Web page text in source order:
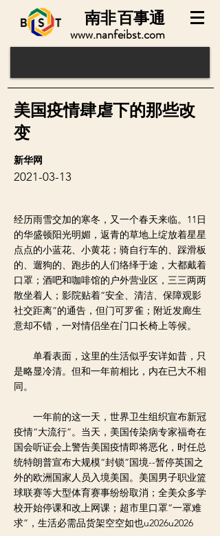
www.nanfeibst.com
百事通
南非
经历雨雪交加的寒冬，又一个春天来临。11日
的华盛顿阳光明媚，返青的草地上绽放着星星
点点的小蓝花、小黄花；骑自行车的、踩滑板
的、遛狗的、跑步的人们络绎于途，大都戴着
口罩；酒吧和咖啡馆的户外营业区，三三两两
散坐着人；影院贴着“安全、清洁、保障观影
社交距离”的通告，但门可罗雀；附近发廊生
意却不错，一对情侣坐在门口长椅上等候。
单看表面，这里的生活似乎安详如昔，只
是略显冷清。但和一年前相比，内在已大不相
同。
一年前的这一天，世界卫生组织宣布新冠
疫情“大流行”。当天，美国传染病专家福奇在
国会听证会上警告美国疫情即将恶化，时任总
统特朗普宣布大规模“封锁”国境--暂停英国之
外的欧洲国家人员入境美国。美国男子职业篮
球联赛等大型体育赛事纷纷取消；全美众多学
校开始停课和改上网课；超市里口罩“一罩难
求”，生活必需品货架空空如也u2026u2026
新华网
2021-03-13
美国疫情肆虐下的那些改
变